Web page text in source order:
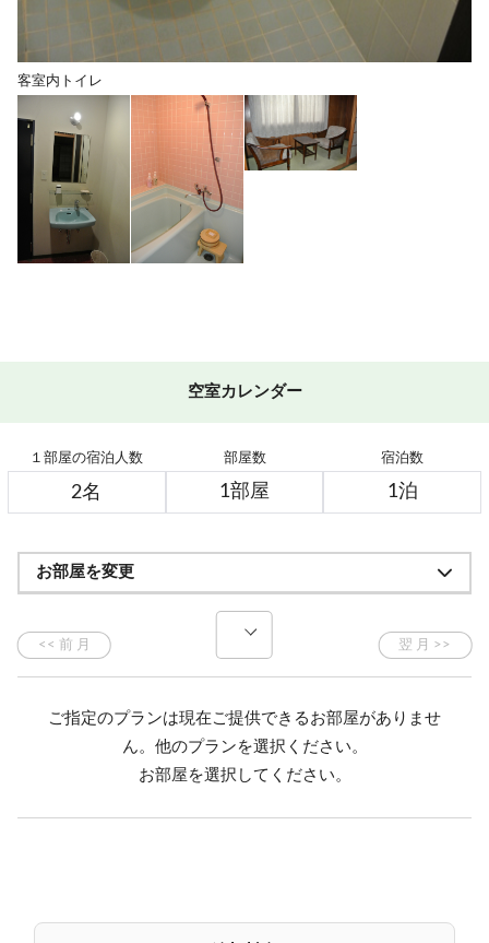
客室内トイレ
空室カレンダー
１部屋の宿泊人数 部屋数 宿泊数
お部屋を変更
ご指定のプランは現在ご提供できるお部屋がありませ
ん。他のプランを選択ください。
お部屋を選択してください。